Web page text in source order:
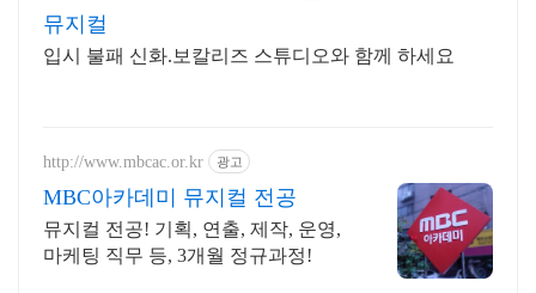
뮤지컬
입시 불패 신화.보칼리즈 스튜디오와 함께 하세요
http://www.mbcac.or.kr 광고
MBC아카데미 뮤지컬 전공
뮤지컬 전공! 기획, 연출, 제작, 운영,
마케팅 직무 등, 3개월 정규과정!